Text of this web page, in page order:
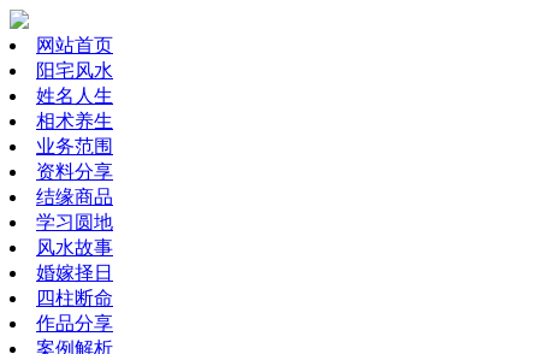
网站首页
阳宅风水
姓名人生
相术养生
业务范围
资料分享
结缘商品
学习圆地
风水故事
婚嫁择日
四柱断命
作品分享
案例解析